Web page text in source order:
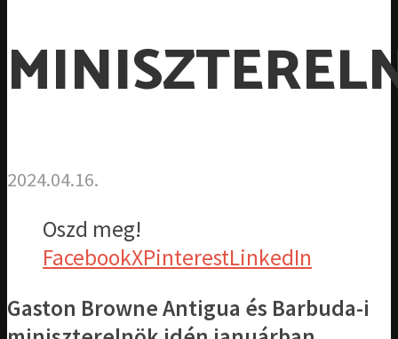
2024.04.16.
Oszd meg!
FacebookXPinterestLinkedIn
Gaston Browne Antigua és Barbuda-i